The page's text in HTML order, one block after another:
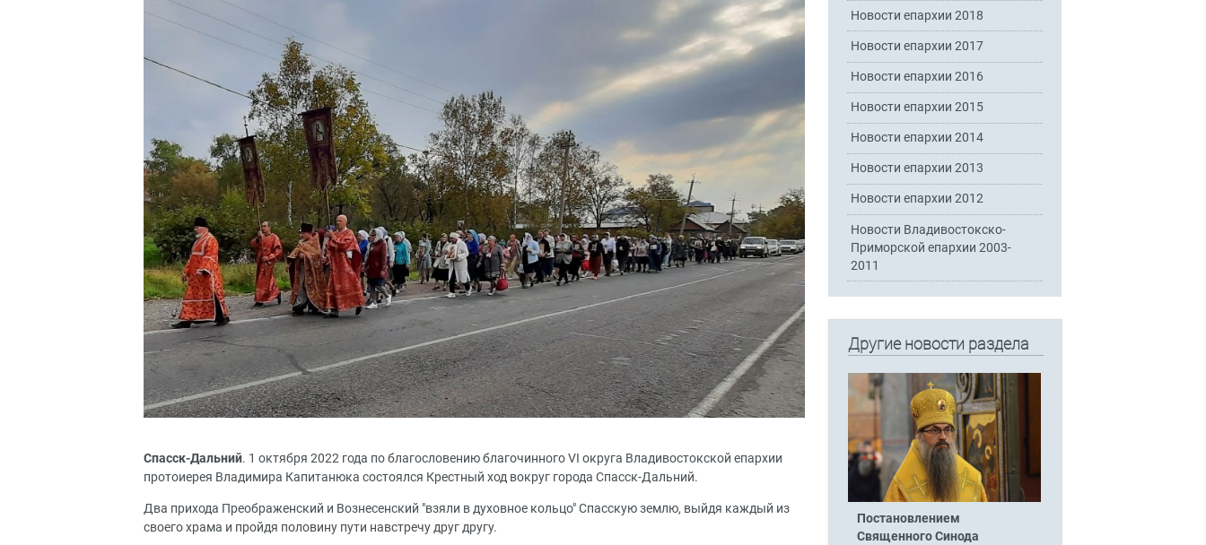
Спасск-Дальний. 1 октября 2022 года по благословению благочинного VI округа Владивостокской епархии
протоиерея Владимира Капитанюка состоялся Крестный ход вокруг города Спасск-Дальний.
Два прихода Преображенский и Вознесенский "взяли в духовное кольцо" Спасскую землю, выйдя каждый из
своего храма и пройдя половину пути навстречу друг другу.
Новости епархии 2018
Новости епархии 2017
Новости епархии 2016
Новости епархии 2015
Новости епархии 2014
Новости епархии 2013
Новости епархии 2012
Новости Владивостокско-
Приморской епархии 2003-
2011
Другие новости раздела
Постановлением
Священного Синода